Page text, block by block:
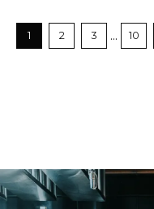
1 2 3 ... 10